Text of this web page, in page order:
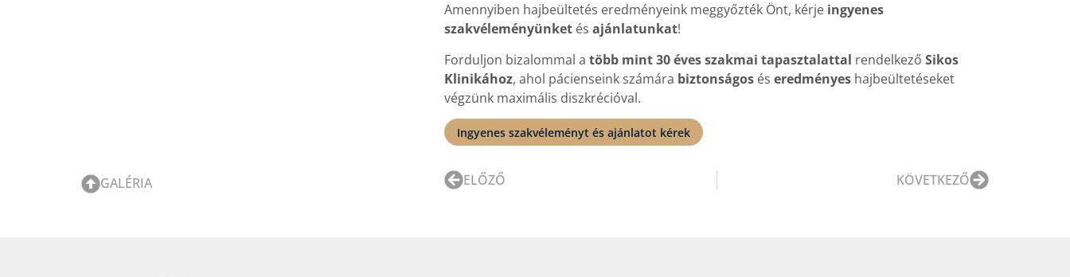
Amennyiben hajbeültetés eredményeink meggyőzték Önt, kérje ingyenes
szakvéleményünket és ajánlatunkat!
Forduljon bizalommal a több mint 30 éves szakmai tapasztalattal rendelkező Sikos
Klinikához, ahol pácienseink számára biztonságos és eredményes hajbeültetéseket
végzünk maximális diszkrécióval.
Ingyenes szakvéleményt és ajánlatot kérek
GALÉRIA ELŐZŐ KÖVETKEZŐ